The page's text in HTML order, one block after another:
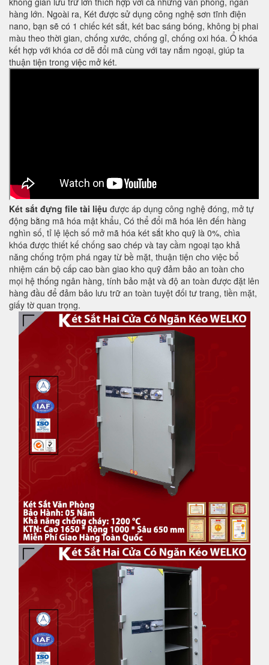
hàng lớn. Ngoài ra, Két được sử dụng công nghệ sơn tĩnh điện
nano, bạn sẽ có 1 chiếc két sắt, két bac sáng bóng, không bị phai
màu theo thời gian, chống xước, chống gỉ, chống oxi hóa. Ổ khóa
kết hợp với khóa cơ dễ đổi mã cùng với tay nắm ngoại, giúp ta
thuận tiện trong việc mở két.
Két sắt đựng file tài liệu được áp dụng công nghệ đóng, mở tự
động bằng mã hóa mật khẩu, Có thể đổi mã hóa lên đến hàng
nghìn số, tỉ lệ lệch số mở mã hóa két sắt kho quỹ là 0%, chìa
khóa được thiết kế chống sao chép và tay cầm ngoại tạo khả
năng chống trộm phá ngay từ bề mặt, thuận tiện cho việc bổ
nhiệm cán bộ cấp cao bàn giao kho quỹ đảm bảo an toàn cho
mọi hệ thống ngân hàng, tính bảo mật và độ an toàn được đặt lên
hàng đầu để đảm bảo lưu trữ an toàn tuyệt đối tư trang, tiền mặt,
giấy tờ quan trọng.